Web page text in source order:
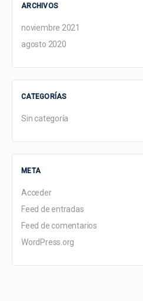
ARCHIVOS
noviembre 2021
agosto 2020
CATEGORÍAS
Sin categoría
META
Acceder
Feed de entradas
Feed de comentarios
WordPress.org